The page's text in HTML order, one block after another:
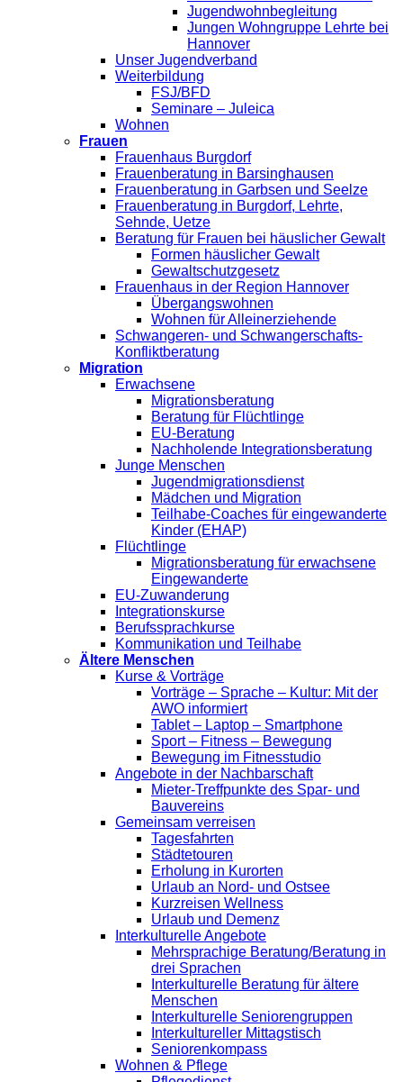
Jugendwohnbegleitung
Jungen Wohngruppe Lehrte bei
Hannover
Unser Jugendverband
Weiterbildung
FSJ/BFD
Seminare – Juleica
Wohnen
Frauen
Frauenhaus Burgdorf
Frauenberatung in Barsinghausen
Frauenberatung in Garbsen und Seelze
Frauenberatung in Burgdorf, Lehrte,
Sehnde, Uetze
Beratung für Frauen bei häuslicher Gewalt
Formen häuslicher Gewalt
Gewaltschutzgesetz
Frauenhaus in der Region Hannover
Übergangswohnen
Wohnen für Alleinerziehende
Schwangeren- und Schwangerschafts-
Konfliktberatung
Migration
Erwachsene
Migrationsberatung
Beratung für Flüchtlinge
EU-Beratung
Nachholende Integrationsberatung
Junge Menschen
Jugendmigrationsdienst
Mädchen und Migration
Teilhabe-Coaches für eingewanderte
Kinder (EHAP)
Flüchtlinge
Migrationsberatung für erwachsene
Eingewanderte
EU-Zuwanderung
Integrationskurse
Berufssprachkurse
Kommunikation und Teilhabe
Ältere Menschen
Kurse & Vorträge
Vorträge – Sprache – Kultur: Mit der
AWO informiert
Tablet – Laptop – Smartphone
Sport – Fitness – Bewegung
Bewegung im Fitnesstudio
Angebote in der Nachbarschaft
Mieter-Treffpunkte des Spar- und
Bauvereins
Gemeinsam verreisen
Tagesfahrten
Städtetouren
Erholung in Kurorten
Urlaub an Nord- und Ostsee
Kurzreisen Wellness
Urlaub und Demenz
Interkulturelle Angebote
Mehrsprachige Beratung/Beratung in
drei Sprachen
Interkulturelle Beratung für ältere
Menschen
Interkulturelle Seniorengruppen
Interkultureller Mittagstisch
Seniorenkompass
Wohnen & Pflege